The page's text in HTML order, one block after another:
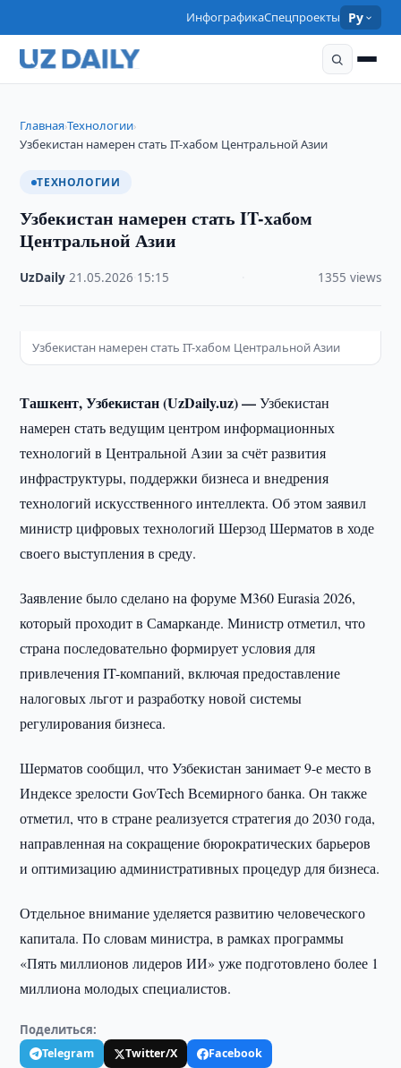
ИнфографикаСпецпроекты Ру
Главная›Технологии›
Узбекистан намерен стать IT-хабом Центральной Азии
ТЕХНОЛОГИИ
Узбекистан намерен стать IT-хабом
Центральной Азии
UzDaily ·21.05.2026 15:15 1355 views
Узбекистан намерен стать IT-хабом Центральной Азии
Ташкент, Узбекистан (UzDaily.uz) —Узбекистан
намерен стать ведущим центром информационных
технологий в Центральной Азии за счёт развития
инфраструктуры, поддержки бизнеса и внедрения
технологий искусственного интеллекта. Об этом заявил
министр цифровых технологий Шерзод Шерматов в ходе
своего выступления в среду.
Заявление было сделано на форуме M360 Eurasia 2026,
который проходит в Самарканде. Министр отметил, что
страна последовательно формирует условия для
привлечения IT-компаний, включая предоставление
налоговых льгот и разработку новой системы
регулирования бизнеса.
Шерматов сообщил, что Узбекистан занимает 9-е место в
Индексе зрелости GovTech Всемирного банка. Он также
отметил, что в стране реализуется стратегия до 2030 года,
направленная на сокращение бюрократических барьеров
и оптимизацию административных процедур для бизнеса.
Отдельное внимание уделяется развитию человеческого
капитала. По словам министра, в рамках программы
«Пять миллионов лидеров ИИ» уже подготовлено более 1
миллиона молодых специалистов.
Поделиться:
Telegram Twitter/X
Facebook